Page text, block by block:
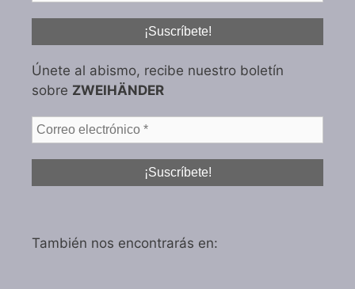
Únete al abismo, recibe nuestro boletín
sobre ZWEIHÄNDER
También nos encontrarás en: